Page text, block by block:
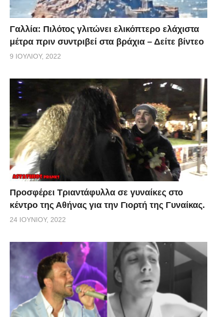
Γαλλία: Πιλότος γλιτώνει ελικόπτερο ελάχιστα
μέτρα πριν συντριβεί στα βράχια – Δείτε βίντεο
9 ΙΟΥΛΊΟΥ, 2022
Προσφέρει Τριαντάφυλλα σε γυναίκες στο
κέντρο της Αθήνας για την Γιορτή της Γυναίκας.
24 ΙΟΥΝΊΟΥ, 2022